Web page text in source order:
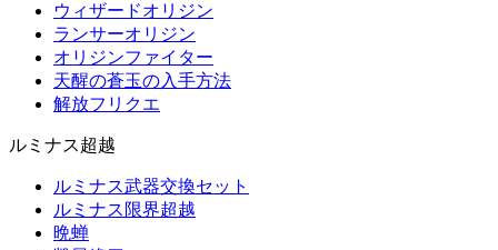
ウィザードオリジン
ランサーオリジン
オリジンファイター
天醒の蒼玉の入手方法
解放フリクエ
ルミナス超越
ルミナス武器交換セット
ルミナス限界超越
晩蝉